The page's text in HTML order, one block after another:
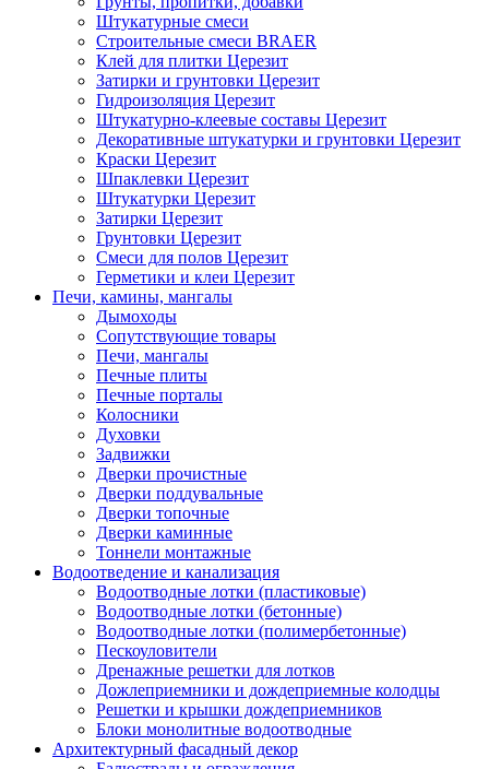
Штукатурные смеси
Строительные смеси BRAER
Клей для плитки Церезит
Затирки и грунтовки Церезит
Гидроизоляция Церезит
Штукатурно-клеевые составы Церезит
Декоративные штукатурки и грунтовки Церезит
Краски Церезит
Шпаклевки Церезит
Штукатурки Церезит
Затирки Церезит
Грунтовки Церезит
Смеси для полов Церезит
Герметики и клеи Церезит
Печи, камины, мангалы
Дымоходы
Сопутствующие товары
Печи, мангалы
Печные плиты
Печные порталы
Колосники
Духовки
Задвижки
Дверки прочистные
Дверки поддувальные
Дверки топочные
Дверки каминные
Тоннели монтажные
Водоотведение и канализация
Водоотводные лотки (пластиковые)
Водоотводные лотки (бетонные)
Водоотводные лотки (полимербетонные)
Пескоуловители
Дренажные решетки для лотков
Дожлеприемники и дождеприемные колодцы
Решетки и крышки дождеприемников
Блоки монолитные водоотводные
Архитектурный фасадный декор